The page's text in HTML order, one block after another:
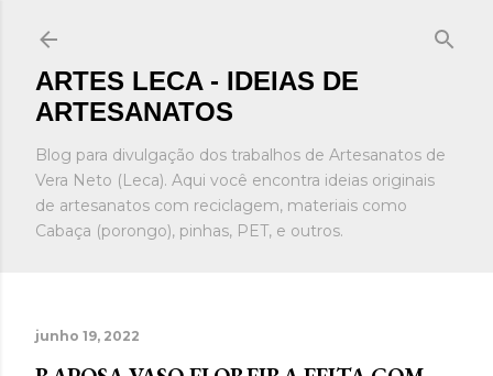
ARTES LECA - IDEIAS DE
ARTESANATOS
Blog para divulgação dos trabalhos de Artesanatos de
Vera Neto (Leca). Aqui você encontra ideias originais
de artesanatos com reciclagem, materiais como
Cabaça (porongo), pinhas, PET, e outros.
junho 19, 2022